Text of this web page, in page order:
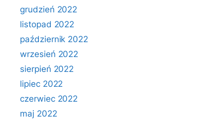
grudzień 2022
listopad 2022
październik 2022
wrzesień 2022
sierpień 2022
lipiec 2022
czerwiec 2022
maj 2022